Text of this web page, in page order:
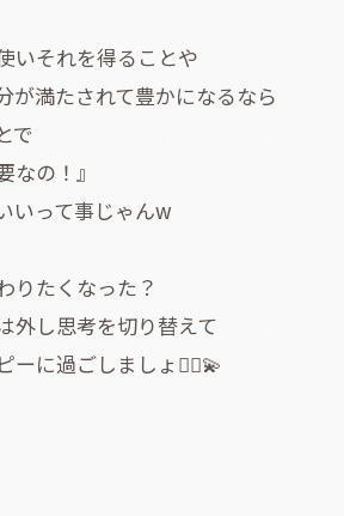
いそれを得ることや
が満たされて豊かになるなら
で
なの！』
いって事じゃんw
りたくなった？
外し思考を切り替えて
ーに過ごしましょ🧚‍♀️💫